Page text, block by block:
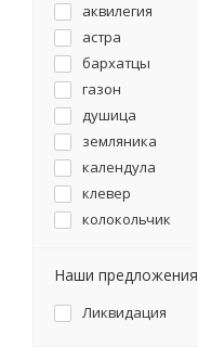
аквилегия
астра
бархатцы
газон
душица
земляника
календула
клевер
колокольчик
люпин
мелисса
Наши предложения
Ликвидация